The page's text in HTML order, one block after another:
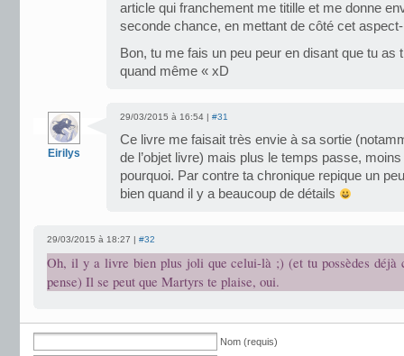
article qui franchement me titille et me donne
seconde chance, en mettant de côté cet
Bon, tu me fais un peu peur en disant que tu as
quand même « xD
Eirilys
29/03/2015 à 16:54 | #31
Ce livre me faisait très envie à sa sortie
de l’objet livre) mais plus le temps passe,
pourquoi. Par contre ta chronique repique un
bien quand il y a beaucoup de détails
29/03/2015 à 18:27 | #32
Oh, il y a livre bien plus joli que celui-là ;) (et tu possèdes déjà
pense) Il se peut que Martyrs te plaise, oui.
Nom (requis)